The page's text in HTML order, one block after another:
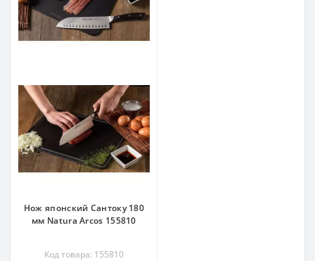
Нож японский Сантоку 180
мм Natura Arcos 155810
Код товара: 155810